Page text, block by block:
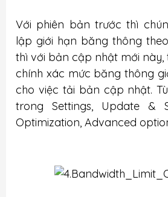
Với phiên bản trước thì
lập giới hạn băng thông
thì với bản cập nhật mới này,
chính xác mức băng thông
cho việc tải bản cập nhật.
trong Settings, Update &
Optimization, Advanced